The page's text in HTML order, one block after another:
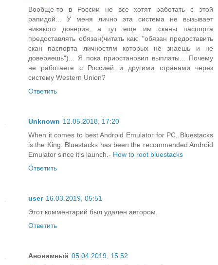
Вообще-то в России не все хотят работать с этой
рапидой... У меня лично эта система не вызывает
никакого доверия, а тут еще им сканы паспорта
предоставлять обязан(читать как: "обязан предоставить
скан паспорта личностям которых не знаешь и не
доверяешь")... Я пока приостановил выплаты... Почему
не работаете с Россией и другими странами через
систему Western Union?
Ответить
Unknown 12.05.2018, 17:20
When it comes to best Android Emulator for PC, Bluestacks
is the King. Bluestacks has been the recommended Android
Emulator since it's launch.- How to root bluestacks
Ответить
user 16.03.2019, 05:51
Этот комментарий был удален автором.
Ответить
Анонимный 05.04.2019, 15:52